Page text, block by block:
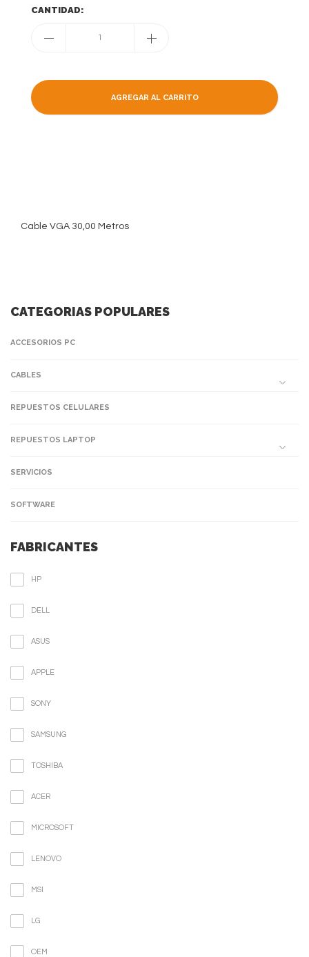
CANTIDAD:
1
AGREGAR AL CARRITO
Cable VGA 30,00 Metros
CATEGORIAS POPULARES
ACCESORIOS PC
CABLES
REPUESTOS CELULARES
REPUESTOS LAPTOP
SERVICIOS
SOFTWARE
FABRICANTES
HP
DELL
ASUS
APPLE
SONY
SAMSUNG
TOSHIBA
ACER
MICROSOFT
LENOVO
MSI
LG
OEM